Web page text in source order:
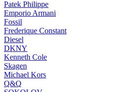
Patek Philippe
Emporio Armani
Fossil
Frederique Constant
Diesel
DKNY
Kenneth Cole
Skagen
Michael Kors
Q&Q